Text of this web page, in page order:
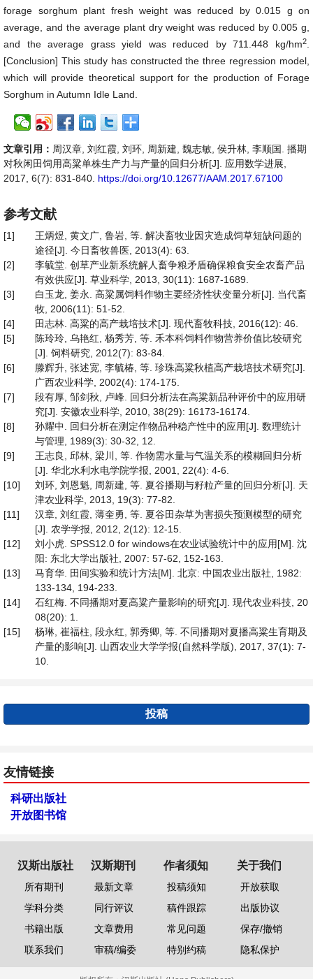
forage sorghum plant fresh weight was reduced by 0.015 g on
average, and the average plant dry weight was reduced by 0.005 g,
and the average grass yield was reduced by 711.448 kg/hm2
[Conclusion] This study has constructed the three regression model,
which will provide theoretical support for the production of Forage
Sorghum in Autumn Idle Land.
文章引用： 周汉章, 刘红霞, 刘环, 周新建, 魏志敏, 侯升林, 李顺国. 播期
对秋闲田饲用高粱单株生产力与产量的回归分析[J]. 应用数学进展,
2017, 6(7): 831-840. https://doi.org/10.12677/AAM.2017.67100
参考文献
[1]
王炳煜, 黄文广, 鲁岩, 等. 解决畜牧业因灾造成饲草短缺问题的
途径[J]. 今日畜牧兽医, 2013(4): 63.
[2]
李毓堂. 创草产业新系统解人畜争粮矛盾确保粮食安全农畜产品
有效供应[J]. 草业科学, 2013, 30(11): 1687-1689.
[3]
白玉龙, 姜永. 高粱属饲料作物主要经济性状变量分析[J]. 当代畜
牧, 2006(11): 51-52.
[4]
田志林. 高粱的高产栽培技术[J]. 现代畜牧科技, 2016(12): 46.
[5]
陈玲玲, 乌艳红, 杨秀芳, 等. 禾本科饲料作物营养价值比较研究
[J]. 饲料研究, 2012(7): 83-84.
[6]
滕辉升, 张述宽, 李毓椿, 等. 珍珠高粱秋植高产栽培技术研究[J].
广西农业科学, 2002(4): 174-175.
[7]
段有厚, 邹剑秋, 卢峰. 回归分析法在高粱新品种评价中的应用研
究[J]. 安徽农业科学, 2010, 38(29): 16173-16174.
[8]
孙耀中. 回归分析在测定作物品种稳产性中的应用[J]. 数理统计
与管理, 1989(3): 30-32, 12.
[9]
王志良, 邱林, 梁川, 等. 作物需水量与气温关系的模糊回归分析
[J]. 华北水利水电学院学报, 2001, 22(4): 4-6.
[10]
刘环, 刘恩魁, 周新建, 等. 夏谷播期与籽粒产量的回归分析[J]. 天
津农业科学, 2013, 19(3): 77-82.
[11]
汉章, 刘红霞, 薄奎勇, 等. 夏谷田杂草为害损失预测模型的研究
[J]. 农学学报, 2012, 2(12): 12-15.
[12]
刘小虎. SPSS12.0 for windows在农业试验统计中的应用[M]. 沈
阳: 东北大学出版社, 2007: 57-62, 152-163.
[13]
马育华. 田间实验和统计方法[M]. 北京: 中国农业出版社, 1982:
133-134, 194-233.
[14]
石红梅. 不同播期对夏高粱产量影响的研究[J]. 现代农业科技, 20
08(20): 1.
[15]
杨琳, 崔福柱, 段永红, 郭秀卿, 等. 不同播期对夏播高粱生育期及
产量的影响[J]. 山西农业大学学报(自然科学版), 2017, 37(1): 7-
10.
投稿
友情链接
科研出版社
开放图书馆
汉斯出版社
所有期刊
学科分类
书籍出版
联系我们
汉斯期刊
最新文章
同行评议
文章费用
审稿/编委
作者须知
投稿须知
稿件跟踪
常见问题
特别约稿
关于我们
开放获取
出版协议
保存/撤销
隐私保护